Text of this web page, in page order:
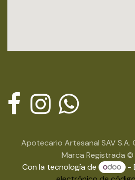
Apotecario Artesanal SAV S.A.
Marca Registrada
Con la tecnología de
-